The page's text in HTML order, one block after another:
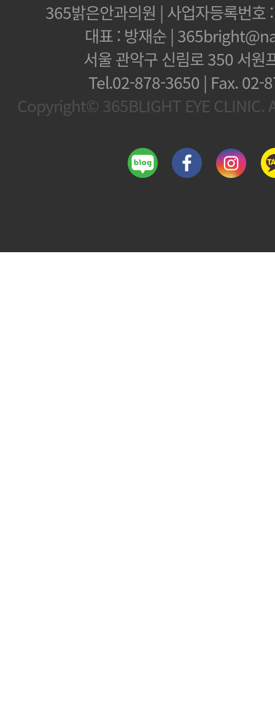
365밝은안과의원 | 사업자등록번
대표 : 방재순 |
서울 관악구 신림로 350 서원
Tel.02-878-3650 | Fax.02-
Copyright© 365BLIGHT EYE